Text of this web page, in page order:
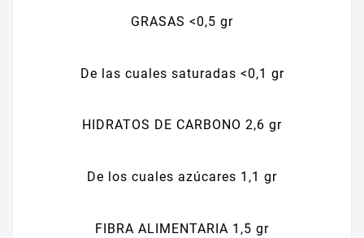
GRASAS <0,5 gr
De las cuales saturadas <0,1 gr
HIDRATOS DE CARBONO 2,6 gr
De los cuales azúcares 1,1 gr
FIBRA ALIMENTARIA 1,5 gr